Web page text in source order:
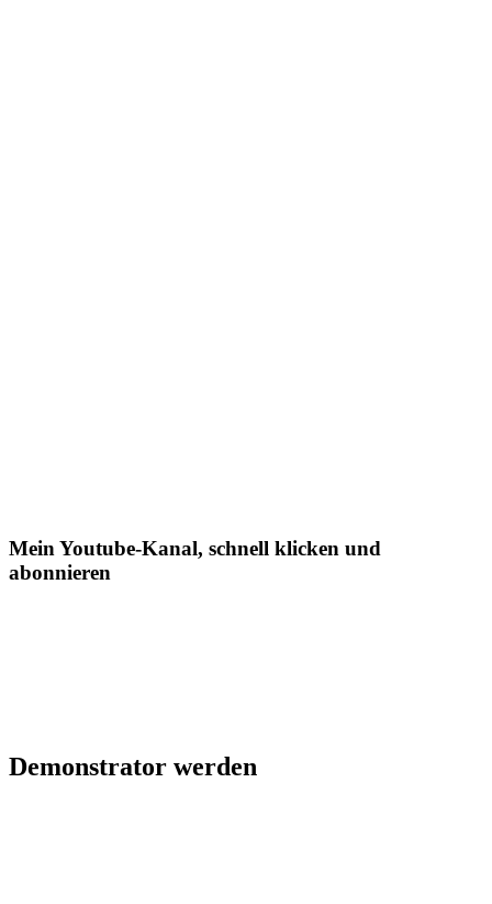
Mein Youtube-Kanal, schnell klicken und
abonnieren
Demonstrator werden